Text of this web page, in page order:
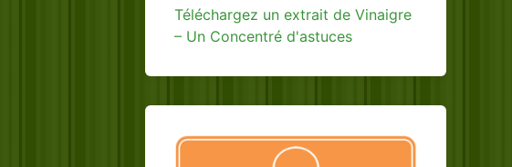
Téléchargez un extrait de Vinaigre
– Un Concentré d'astuces